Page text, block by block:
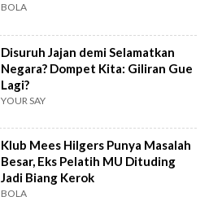
BOLA
Disuruh Jajan demi Selamatkan
Negara? Dompet Kita: Giliran Gue
Lagi?
YOUR SAY
Klub Mees Hilgers Punya Masalah
Besar, Eks Pelatih MU Dituding
Jadi Biang Kerok
BOLA